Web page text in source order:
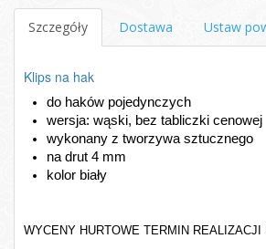
Szczegóły Dostawa Ustaw
Klips na hak
do haków pojedynczych
wersja: wąski, bez tabliczki cenowej
wykonany z tworzywa sztucznego
na drut 4 mm
kolor biały
WYCENY HURTOWE TERMIN REALIZACJI